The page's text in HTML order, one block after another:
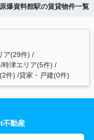
爆資料館駅の賃貸物件一覧
ア(29件)
時津エリア(5件)
件) 貸家・戸建(0件)
不動産